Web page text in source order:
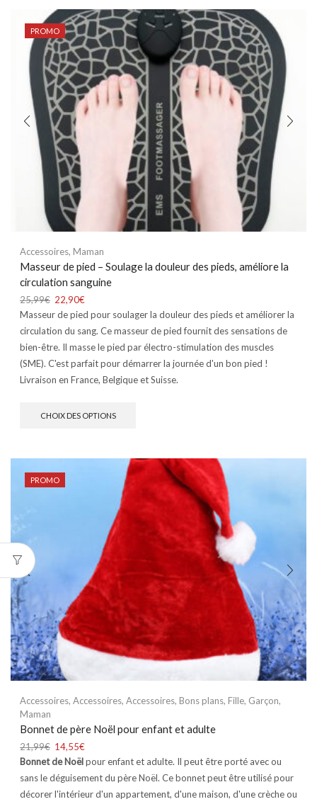
PROMO
Accessoires, Maman
Masseur de pied – Soulage la douleur des pieds, améliore la
circulation sanguine
25,99€ 22,90€
Masseur de pied pour soulager la douleur des pieds et améliorer la
circulation du sang. Ce masseur de pied fournit des sensations de
bien-être. Il masse le pied par électro-stimulation des muscles
(SME). C'est parfait pour démarrer la journée d'un bon pied !
Livraison en France, Belgique et Suisse.
CHOIX DES OPTIONS
PROMO
Accessoires, Accessoires, Accessoires, Bons plans, Fille, Garçon,
Maman
Bonnet de père Noël pour enfant et adulte
21,99€ 14,55€
Bonnet de Noëlpour enfant et adulte. Il peut être porté avec ou
sans le déguisement du père Noël. Ce bonnet peut être utilisé pour
décorer l'intérieur d'un appartement, d'une maison, d'une crèche ou